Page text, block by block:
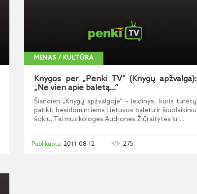
MENAS / KULTŪRA
Knygos per „Penki TV“ (Knygų apžvalga):
„Ne vien apie baletą...“
Šiandien „Knygų apžvalgoje“ – leidinys, kuris turėtų
patikti besidomintiems Lietuvos baletu ir šiuolaikiniu
šokiu. Tai muzikologės Audronės Žiūraitytės kri...
2011-08-12 275